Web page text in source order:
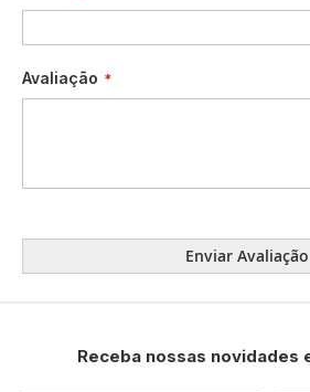
Avaliação
Enviar Avaliação
Receba nossas novidades